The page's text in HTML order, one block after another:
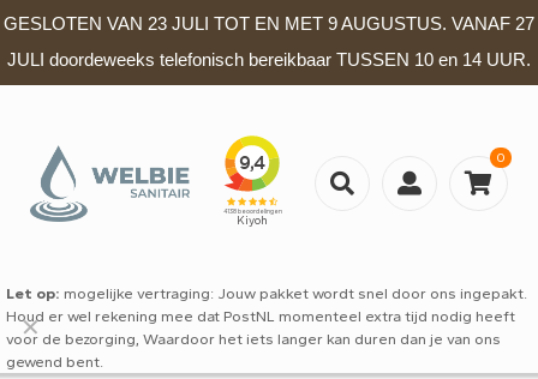
GESLOTEN VAN 23 JULI TOT EN MET 9 AUGUSTUS. VANAF 27
JULI doordeweeks telefonisch bereikbaar TUSSEN 10 en 14 UUR.
0
Let op: mogelijke vertraging: Jouw pakket wordt snel door ons ingepakt.
Houd er wel rekening mee dat PostNL momenteel extra tijd nodig heeft
voor de bezorging, Waardoor het iets langer kan duren dan je van ons
gewend bent.
✕